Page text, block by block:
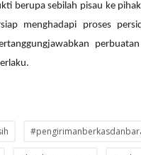
berupa sebilah pisau ke
menghadapi proses